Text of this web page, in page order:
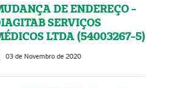
DE ENDEREÇO -
SERVIÇOS
LTDA (54003267-5)
03 de Novembro de 2020